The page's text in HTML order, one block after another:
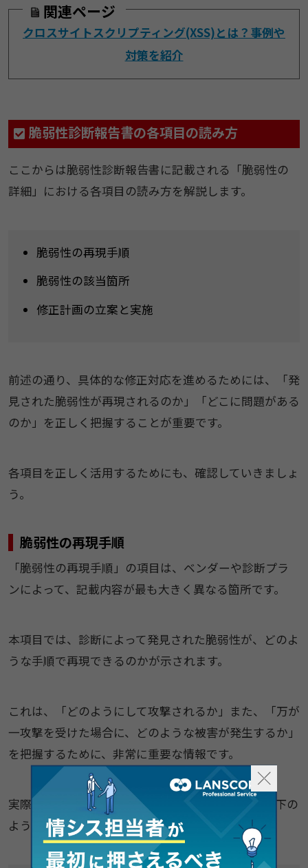
関連ページ
クロスサイトスクリプティング(XSS)とは？事例や
対策を紹介
脆弱性診断報告書の各項目の読み方
ここからは脆弱性診断報告書に記載される「脆弱性の
詳細」における各項目の読み方を解説します。
脆弱性の再現手順
脆弱性の該当箇所
修正計画の立案と実施
前述の通り、具体的な修正対応を進めるためには、「発
見された脆弱性が再現されるのか」「どこに問題がある
のか」を正しく把握することが重要です。
各項目を正しく活用するためにも、確認していきましょ
う。
脆弱性の再現手順
「脆弱性の再現手順」の項目は、ベンダーや診断プラ
ンによって、記載内容が最も大きく異なる箇所です。
本項目では、診断によって発見された脆弱性が、どのよ
うな手順で再現できるのかが示されます。
これは、「どのようにして攻撃されるか」また、「万が
一攻撃を受けた場合に、どのような被害が発生するか」
を把握するために、非常に重要な情報です。
実際の報告書では、ベンダーやプランによって、以下の
ように記載内容が異なる場合があります。